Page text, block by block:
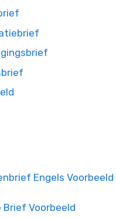
Engels Voorbeeld
Brief Voorbeeld